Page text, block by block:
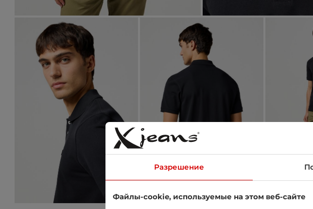
Разрешение
Файлы-cookie, используемые на этом веб-сайте